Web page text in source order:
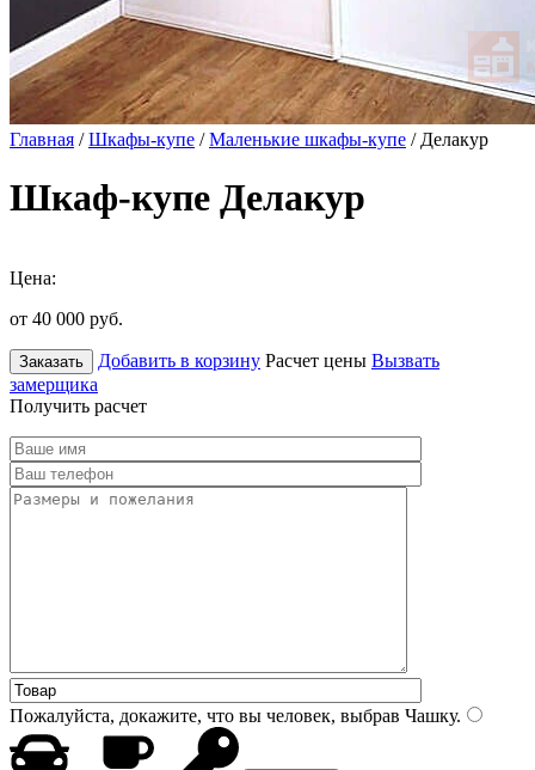
Главная /Шкафы-купе /Маленькие шкафы-купе / Делакур
Шкаф-купе Делакур
Цена:
от 40 000 руб.
Заказать Добавить в корзину Расчет цены Вызвать
замерщика
Получить расчет
Пожалуйста, докажите, что вы человек, выбрав Чашку.